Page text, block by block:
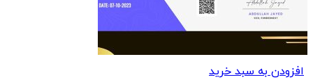
افزودن به سبد خرید